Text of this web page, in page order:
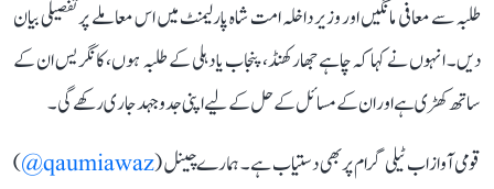
طلبہ سے معافی مانگیں اور وزیر داخلہ امت شاہ پارلیمنٹ میں اس معاملے پر تفصیلی بیان
دیں۔ انہوں نے کہا کہ چاہے جھارکھنڈ، پنجاب یا دہلی کے طلبہ ہوں، کانگریس ان کے
ساتھ کھڑی ہے اور ان کے مسائل کے حل کے لیے اپنی جدوجہد جاری رکھے گی۔
قومی آواز اب ٹیلی گرام پر بھی دستیاب ہے۔ ہمارے چینل (qaumiawaz@
)